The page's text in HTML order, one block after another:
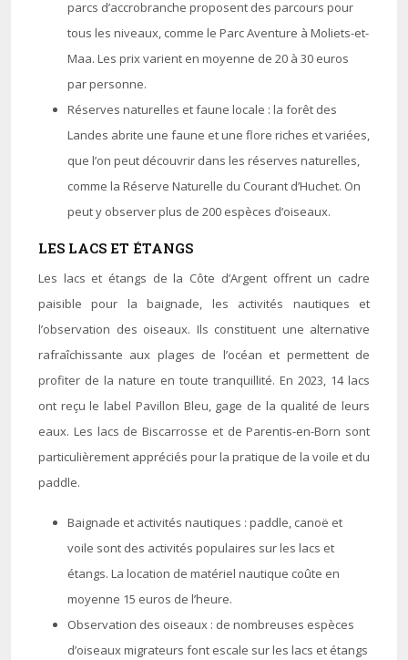
parcs d’accrobranche proposent des parcours pour
tous les niveaux, comme le Parc Aventure à Moliets-et-
Maa. Les prix varient en moyenne de 20 à 30 euros
par personne.
Réserves naturelles et faune locale : la forêt des
Landes abrite une faune et une flore riches et variées,
que l’on peut découvrir dans les réserves naturelles,
comme la Réserve Naturelle du Courant d’Huchet. On
peut y observer plus de 200 espèces d’oiseaux.
LES LACS ET ÉTANGS
Les lacs et étangs de la Côte d’Argent offrent un cadre
paisible pour la baignade, les activités nautiques et
l’observation des oiseaux. Ils constituent une alternative
rafraîchissante aux plages de l’océan et permettent de
profiter de la nature en toute tranquillité. En 2023, 14 lacs
ont reçu le label Pavillon Bleu, gage de la qualité de leurs
eaux. Les lacs de Biscarrosse et de Parentis-en-Born sont
particulièrement appréciés pour la pratique de la voile et du
paddle.
Baignade et activités nautiques : paddle, canoë et
voile sont des activités populaires sur les lacs et
étangs. La location de matériel nautique coûte en
moyenne 15 euros de l’heure.
Observation des oiseaux : de nombreuses espèces
d’oiseaux migrateurs font escale sur les lacs et étangs